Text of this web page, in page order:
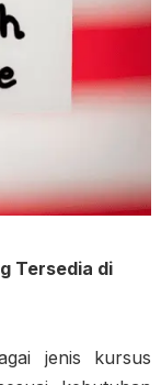
Tersedia di
jenis kursus